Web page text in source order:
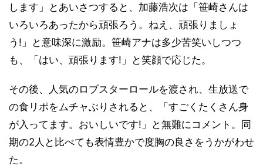
します」とあいさつすると、加藤浩次は「笹崎さんは
いろいろあったから頑張ろう。ねえ、頑張りましょ
う!」と意味深に激励。笹崎アナは多少苦笑いしつつ
も、「はい、頑張ります!」と笑顔で応じた。
その後、人気のロブスターロールを渡され、生放送で
の食リポをムチャぶりされると、「すごくたくさん身
が入ってます。おいしいです!」と無難にコメント。同
期の2人と比べても表情豊かで度胸の良さをうかがわせ
た。